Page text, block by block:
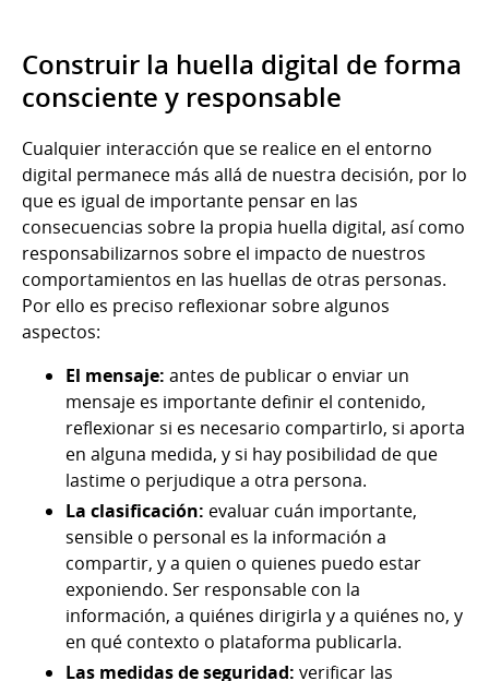
Construir la huella digital de forma
consciente y responsable
Cualquier interacción que se realice en el entorno
digital permanece más allá de nuestra decisión, por lo
que es igual de importante pensar en las
consecuencias sobre la propia huella digital, así como
responsabilizarnos sobre el impacto de nuestros
comportamientos en las huellas de otras personas.
Por ello es preciso reflexionar sobre algunos
aspectos:
El mensaje: antes de publicar o enviar un
mensaje es importante definir el contenido,
reflexionar si es necesario compartirlo, si aporta
en alguna medida, y si hay posibilidad de que
lastime o perjudique a otra persona.
La clasificación: evaluar cuán importante,
sensible o personal es la información a
compartir, y a quien o quienes puedo estar
exponiendo. Ser responsable con la
información, a quiénes dirigirla y a quiénes no, y
en qué contexto o plataforma publicarla.
Las medidas de seguridad: verificar las